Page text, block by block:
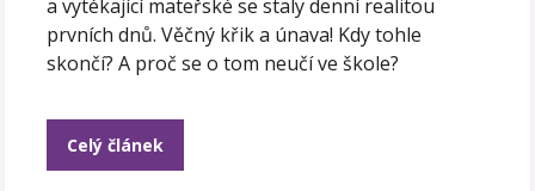
a vytékající mateřské se staly denní realitou
prvních dnů. Věčný křik a únava! Kdy tohle
skončí? A proč se o tom neučí ve škole?
Celý článek